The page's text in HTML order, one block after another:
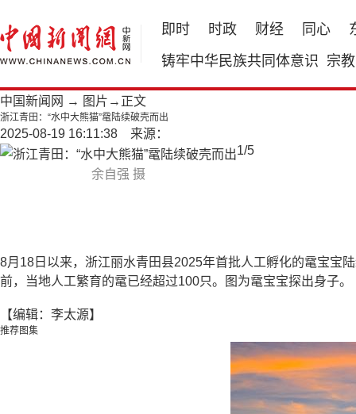
即时 时政 财经 同心
铸牢中华民族共同体意识 宗教
中国新闻网 → 图片 →正文
浙江青田：“水中大熊猫”鼋陆续破壳而出
2025-08-19 16:11:38 来源：
余自强 摄
1/5
8月18日以来，浙江丽水青田县2025年首批人工孵化的鼋宝宝
前，当地人工繁育的鼋已经超过100只。图为鼋宝宝探出身子。
【编辑：李太源】
推荐图集